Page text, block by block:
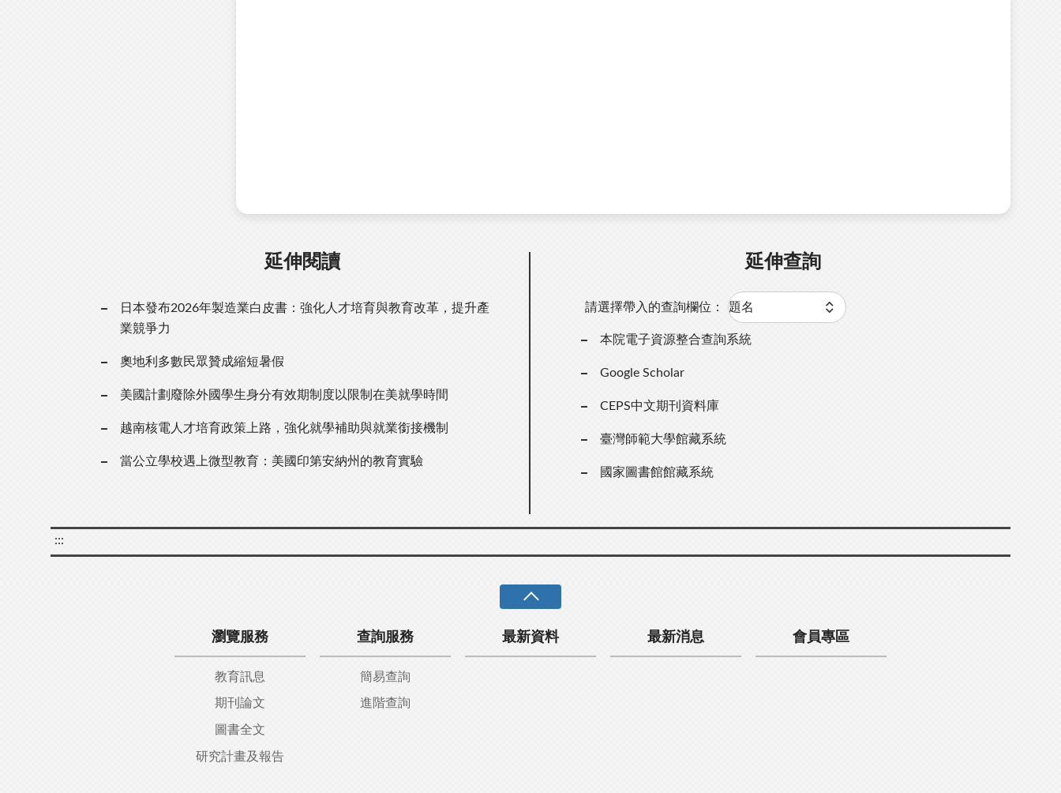
延伸閱讀
日本發布2026年製造業白皮書：強化人才培育與教育改革，提升產
業競爭力
奧地利多數民眾贊成縮短暑假
美國計劃廢除外國學生身分有效期制度以限制在美就學時間
越南核電人才培育政策上路，強化就學補助與就業銜接機制
當公立學校遇上微型教育：美國印第安納州的教育實驗
延伸查詢
請選擇帶入的查詢欄位：
本院電子資源整合查詢系統
Google Scholar
CEPS中文期刊資料庫
臺灣師範大學館藏系統
國家圖書館館藏系統
:::
瀏覽服務
教育訊息
期刊論文
圖書全文
研究計畫及報告
查詢服務
簡易查詢
進階查詢
最新資料 最新消息 會員專區